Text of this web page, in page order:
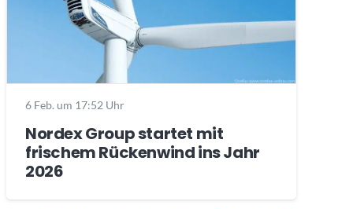
6 Feb. um 17:52 Uhr
Nordex Group startet mit
frischem Rückenwind ins Jahr
2026